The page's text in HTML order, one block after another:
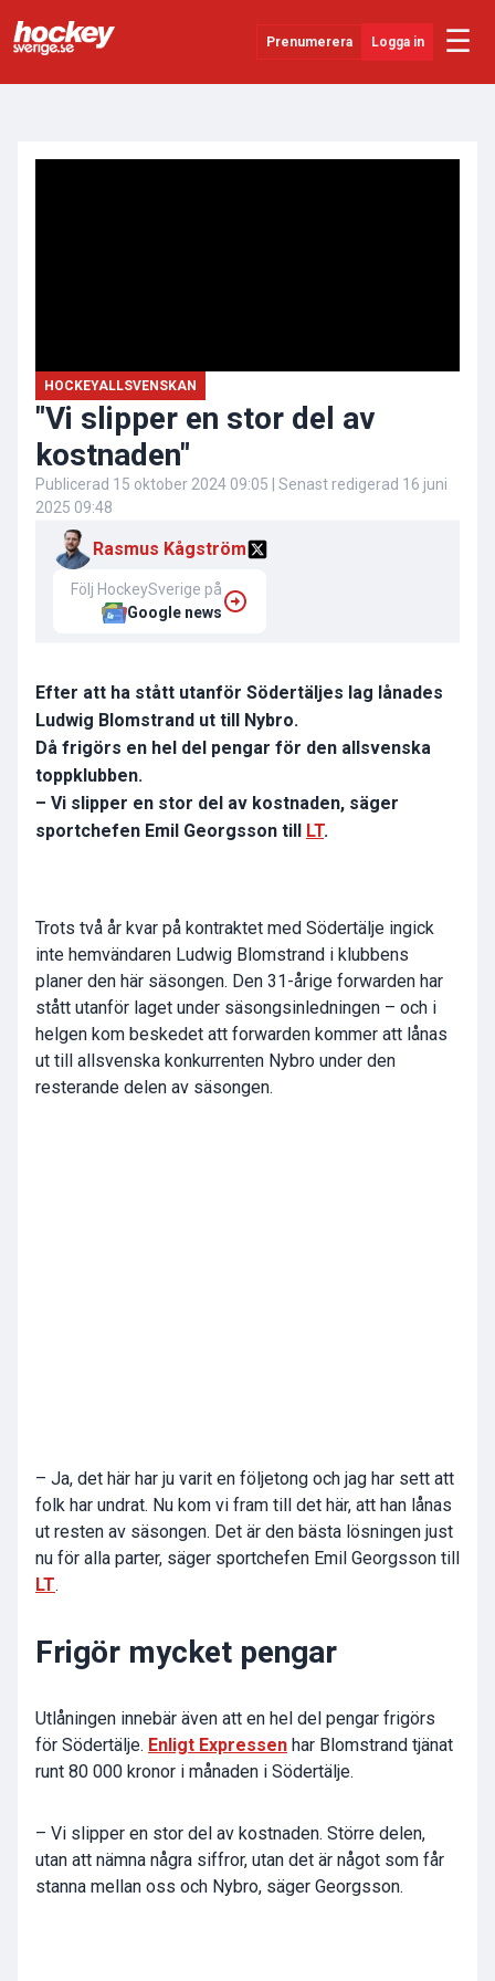
Prenumerera Logga in ☰
HOCKEYALLSVENSKAN
"Vi slipper en stor del av
kostnaden"
Publicerad 15 oktober 2024 09:05 | Senast redigerad 16 juni
2025 09:48
Rasmus Kågström
Följ HockeySverige på
Google news
Efter att ha stått utanför Södertäljes lag lånades
Ludwig Blomstrand ut till Nybro.
Då frigörs en hel del pengar för den allsvenska
toppklubben.
– Vi slipper en stor del av kostnaden, säger
sportchefen Emil Georgsson till
LT.
Trots två år kvar på kontraktet med Södertälje ingick
inte hemvändaren Ludwig Blomstrand i klubbens
planer den här säsongen. Den 31-årige forwarden har
stått utanför laget under säsongsinledningen – och i
helgen kom beskedet att forwarden kommer att lånas
ut till allsvenska konkurrenten Nybro under den
resterande delen av säsongen.
– Ja, det här har ju varit en följetong och jag har sett att
folk har undrat. Nu kom vi fram till det här, att han lånas
ut resten av säsongen. Det är den bästa lösningen just
nu för alla parter, säger sportchefen Emil Georgsson till
LT.
Frigör mycket pengar
Utlåningen innebär även att en hel del pengar frigörs
för Södertälje. Enligt Expressen har Blomstrand tjänat
runt 80 000 kronor i månaden i Södertälje.
– Vi slipper en stor del av kostnaden. Större delen,
utan att nämna några siffror, utan det är något som får
stanna mellan oss och Nybro, säger Georgsson.